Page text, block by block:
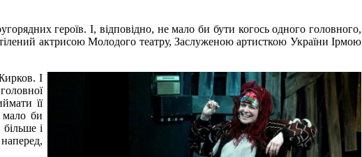
героїв. І, відповідно, не мало би бути когось одного головного,
актрисою Молодого театру, Заслуженою артисткою України Ірмою
І
її
мало би
і